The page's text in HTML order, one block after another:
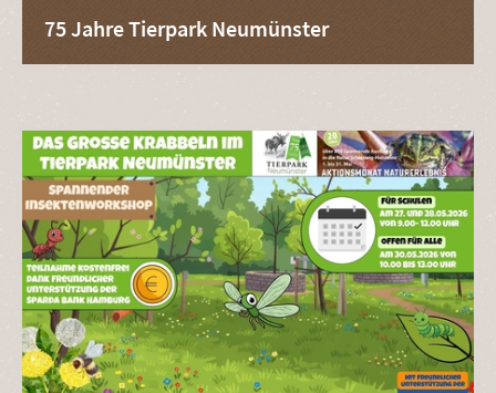
75 Jahre Tierpark Neumünster